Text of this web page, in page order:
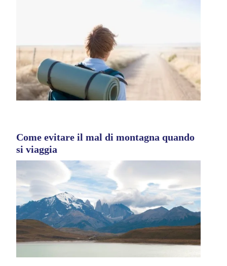
Come evitare il mal di montagna quando
si viaggia